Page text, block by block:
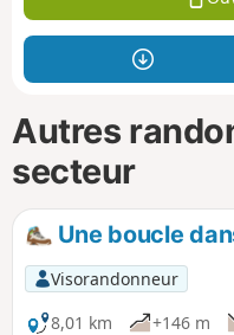
Autres
secteur
Une boucle
Visorandonneur
8,01 km
+146 m